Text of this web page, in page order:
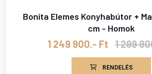
Bonita Elemes Konyhabútor +
cm - Homok
1 249 900.- Ft 1 299
RENDELÉS